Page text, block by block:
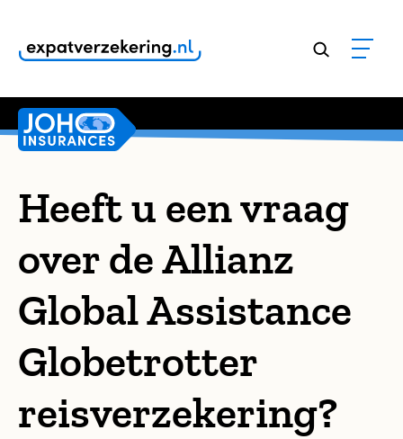
Klanten geven onze dienstverlening een
Heeft u een vraag
over de Allianz
Global Assistance
Globetrotter
reisverzekering?